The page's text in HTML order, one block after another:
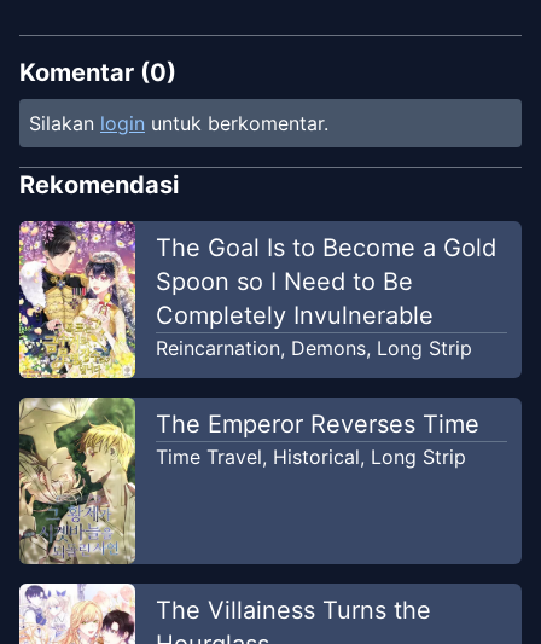
Chapter30
Manhwahana
Chapter29
Manhwahana
Oct 20, 2025
Chapter28
Manhwahana
Oct 12, 2025
Chapter27
Manhwahana
Oct 9, 2025
Chapter26
Manhwahana
Sep 28, 2025
Chapter25
Manhwahana
Chapter24
Komentar (0)
Silakan login untuk berkomentar.
Rekomendasi
The Goal Is to Become a Gold
Spoon so I Need to Be
Completely Invulnerable
Reincarnation, Demons, Long Strip
The Emperor Reverses Time
Time Travel, Historical, Long Strip
The Villainess Turns the